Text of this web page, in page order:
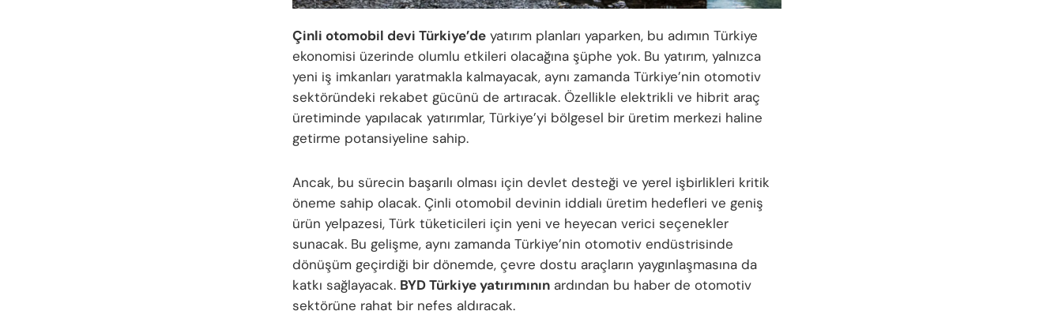
Çinli otomobil devi Türkiye’de yatırım planları yaparken, bu adımın Türkiye
ekonomisi üzerinde olumlu etkileri olacağına şüphe yok. Bu yatırım, yalnızca
yeni iş imkanları yaratmakla kalmayacak, aynı zamanda Türkiye’nin otomotiv
sektöründeki rekabet gücünü de artıracak. Özellikle elektrikli ve hibrit araç
üretiminde yapılacak yatırımlar, Türkiye’yi bölgesel bir üretim merkezi haline
getirme potansiyeline sahip.
Ancak, bu sürecin başarılı olması için devlet desteği ve yerel işbirlikleri kritik
öneme sahip olacak. Çinli otomobil devinin iddialı üretim hedefleri ve geniş
ürün yelpazesi, Türk tüketicileri için yeni ve heyecan verici seçenekler
sunacak. Bu gelişme, aynı zamanda Türkiye’nin otomotiv endüstrisinde
dönüşüm geçirdiği bir dönemde, çevre dostu araçların yaygınlaşmasına da
katkı sağlayacak. BYD Türkiye yatırımının ardından bu haber de otomotiv
sektörüne rahat bir nefes aldıracak.